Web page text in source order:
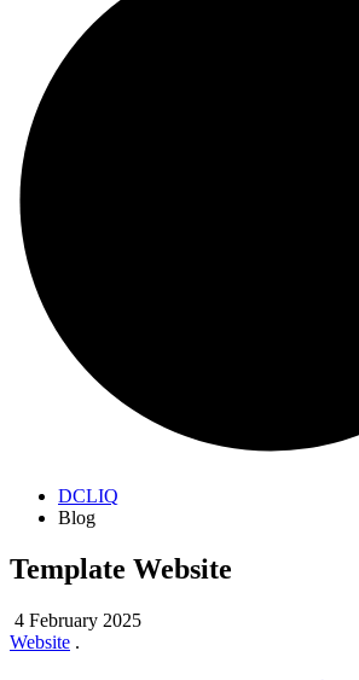
DCLIQ
Blog
Template Website
4 February 2025
Website .